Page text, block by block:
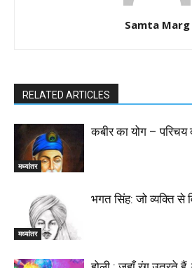
Samta Marg
RELATED ARTICLES
मध्यांतर
कबीर का योग – परिचय
मध्यांतर
भगत सिंह: जो व्यक्ति से